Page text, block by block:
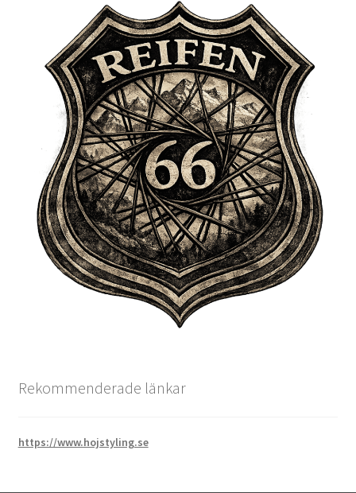
Rekommenderade länkar
https://www.hojstyling.se